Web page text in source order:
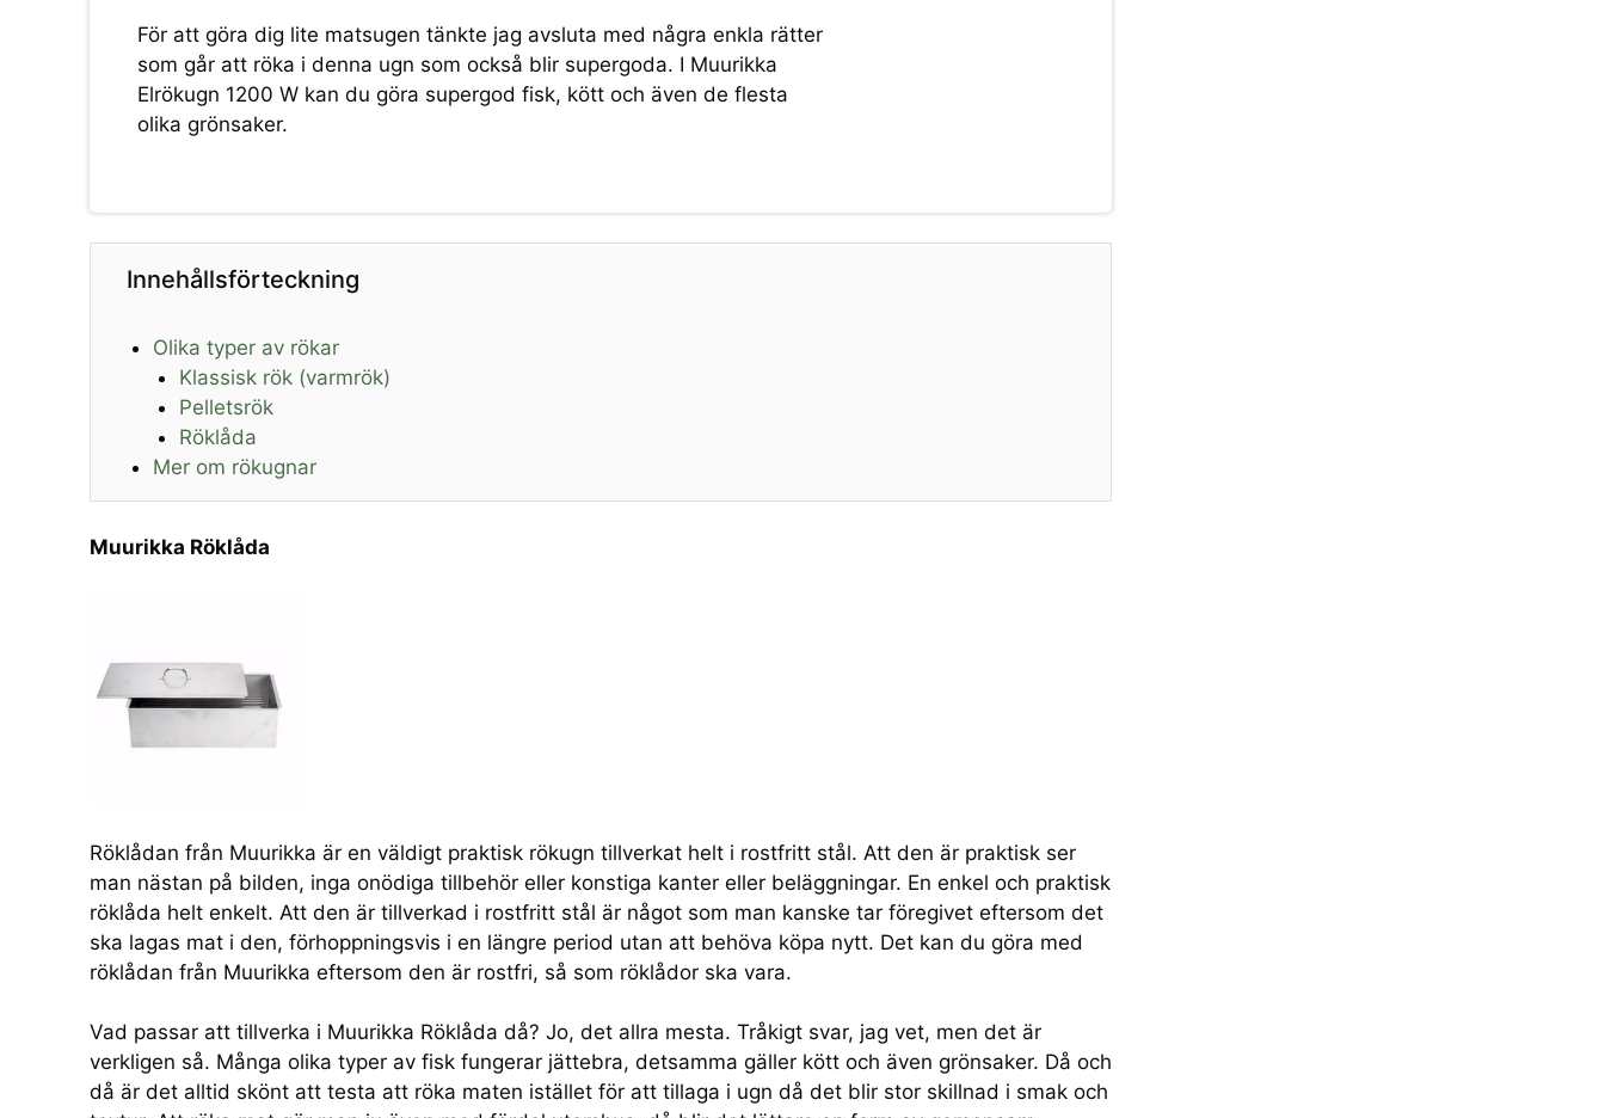
För att göra dig lite matsugen tänkte jag avsluta med några enkla rätter
som går att röka i denna ugn som också blir supergoda. I Muurikka
Elrökugn 1200 W kan du göra supergod fisk, kött och även de flesta
olika grönsaker.
Innehållsförteckning
Olika typer av rökar
Klassisk rök (varmrök)
Pelletsrök
Röklåda
Mer om rökugnar
Muurikka Röklåda
Röklådan från Muurikka är en väldigt praktisk rökugn tillverkat helt i rostfritt stål. Att den är praktisk ser
man nästan på bilden, inga onödiga tillbehör eller konstiga kanter eller beläggningar. En enkel och praktisk
röklåda helt enkelt. Att den är tillverkad i rostfritt stål är något som man kanske tar föregivet eftersom det
ska lagas mat i den, förhoppningsvis i en längre period utan att behöva köpa nytt. Det kan du göra med
röklådan från Muurikka eftersom den är rostfri, så som röklådor ska vara.
Vad passar att tillverka i Muurikka Röklåda då? Jo, det allra mesta. Tråkigt svar, jag vet, men det är
verkligen så. Många olika typer av fisk fungerar jättebra, detsamma gäller kött och även grönsaker. Då och
då är det alltid skönt att testa att röka maten istället för att tillaga i ugn då det blir stor skillnad i smak och